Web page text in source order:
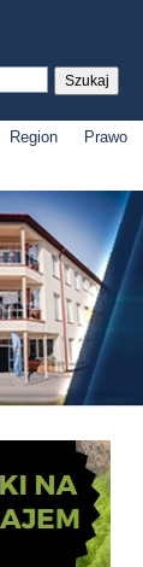
Region
Prawo